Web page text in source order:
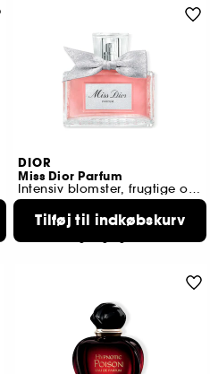
DIOR
Miss Dior Parfum
Intensiv blomster, frugtige og træagtige noter
Fra:669,00 KR
Tilføj til indkøbskurv